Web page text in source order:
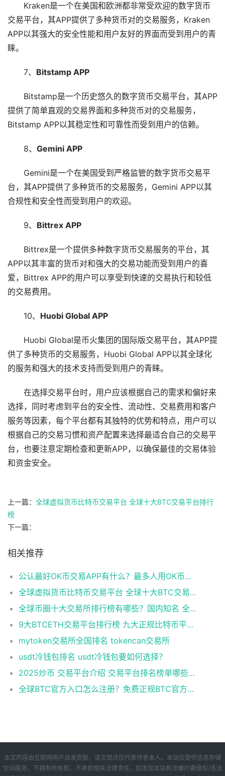
Kraken是一个在美国和欧洲都非常受欢迎的数字货币
交易平台，其APP提供了多种货币对的交易服务，Kraken
APP以其强大的安全性能和用户友好的界面而受到用户的青
睐。
7、 Bitstamp APP
Bitstamp是一个历史悠久的数字货币交易平台，其APP
提供了简单直观的交易界面和多种货币对的交易服务，
Bitstamp APP以其稳定性和可靠性而受到用户的信赖。
8、 Gemini APP
Gemini是一个在美国受到严格监管的数字货币交易平
台，其APP提供了多种货币的交易服务，Gemini APP以其
合规性和安全性而受到用户的欢迎。
9、 Bittrex APP
Bittrex是一个提供多种数字货币交易服务的平台，其
APP以其丰富的货币对和强大的交易功能而受到用户的喜
爱，Bittrex APP的用户可以享受到快速的交易执行和较低
的交易费用。
10、 Huobi Global APP
Huobi Global是币火集团的国际版交易平台，其APP提
供了多种货币的交易服务，Huobi Global APP以其全球化
的服务和强大的技术支持而受到用户的青睐。
在选择交易平台时，用户应该根据自己的需求和偏好来
选择，同时考虑到平台的安全性、流动性、交易费用和客户
服务等因素，每个平台都有其独特的优势和特点，用户可以
根据自己的交易习惯和资产配置来选择最适合自己的交易平
台，也要注意定期检查和更新APP，以确保最佳的交易体验
和资金安全。
上一篇： 全球虚拟货币比特币交易平台 全球十大BTC交易平台排行
榜
下一篇：
相关推荐
公认最好OK币交易APP有什么？最多人用OK币交易APP十大盘点
全球虚拟货币比特币交易平台 全球十大BTC交易平台排行榜
全球币圈十大交易所排行榜有哪些？国内知名 全球最大的虚拟货币交易所排行
9大BTCETH交易平台排行榜 九大正规比特币平台排名
mytoken交易所全国排名 tokencan交易所
usdt冷钱包排名 usdt冷钱包要如何选择？
2025炒币 交易平台介绍 交易平台排名榜单哪些上榜
全球BTC官方入口怎么注册？免费正规BTC官方入口榜单一览
本文内容由互联网用户自发贡献，该文观点仅代表作者本人。本站仅提供信息存储
空间服务，不拥有所有权，不承担相关法律责任。如发现本站有涉嫌抄袭侵权/违法